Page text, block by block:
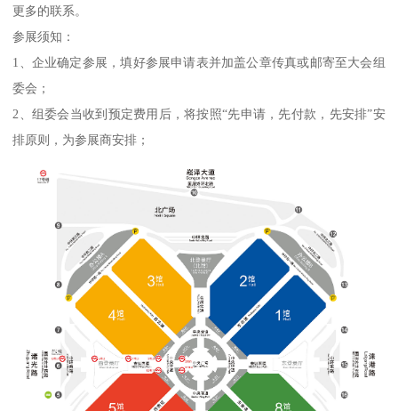
更多的联系。
参展须知：
1、企业确定参展，填好参展申请表并加盖公章传真或邮寄至大会组
委会；
2、组委会当收到预定费用后，将按照“先申请，先付款，先安排”安
排原则，为参展商安排；